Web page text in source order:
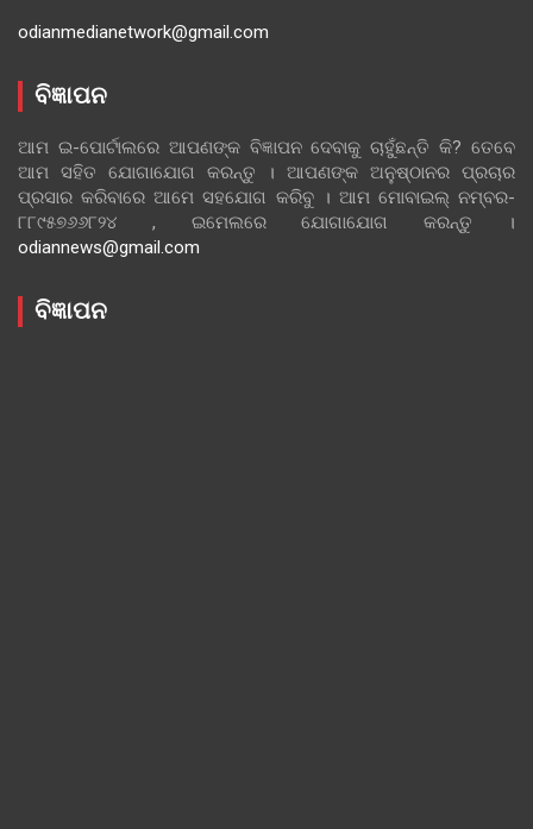
odianmedianetwork@gmail.com
ବିଜ୍ଞାପନ
ଆମ ଇ-ପୋର୍ଟାଲରେ ଆପଣଙ୍କ ବିଜ୍ଞାପନ ଦେବାକୁ ଚାହୁଁଛନ୍ତି କି? ତେବେ
ଆମ ସହିତ ଯୋଗାଯୋଗ କରନ୍ତୁ । ଆପଣଙ୍କ ଅନୁଷ୍ଠାନର ପ୍ରଚାର
ପ୍ରସାର କରିବାରେ ଆମେ ସହଯୋଗ କରିବୁ । ଆମ ମୋବାଇଲ୍ ନମ୍ବର-
୮୮୯୫୭୬୬୮୨୪ , ଇମେଲରେ ଯୋଗାଯୋଗ କରନ୍ତୁ ।
odiannews@gmail.com
ବିଜ୍ଞାପନ